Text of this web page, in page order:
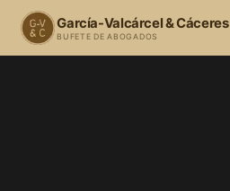
García-Valcárcel & Cáceres
BUFETE DE ABOGADOS